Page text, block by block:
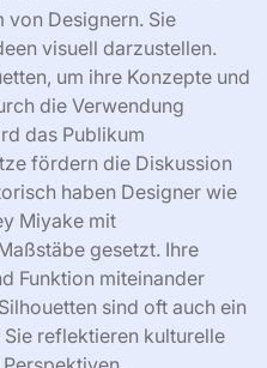
Designern. Sie
visuell darzustellen.
um ihre Konzepte und
die Verwendung
das Publikum
fördern die Diskussion
haben Designer wie
Miyake mit
gesetzt. Ihre
Funktion miteinander
sind oft auch ein
reflektieren kulturelle